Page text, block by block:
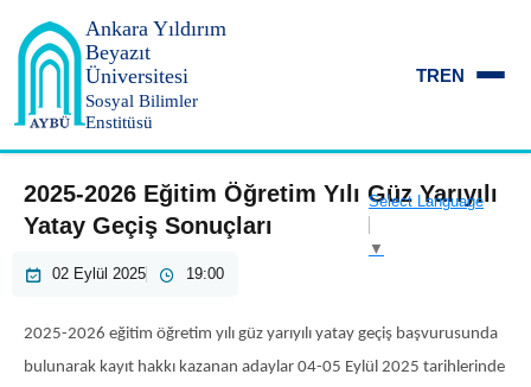
Ankara Yıldırım
Beyazıt
Üniversitesi
Sosyal Bilimler
Enstitüsü
TREN
2025-2026 Eğitim Öğretim Yılı Güz Yarıyılı
Yatay Geçiş Sonuçları
02 Eylül 2025 19:00
Select Language
▼
2025-2026 eğitim öğretim yılı güz yarıyılı yatay geçiş başvurusunda
bulunarak kayıt hakkı kazanan adaylar 04-05 Eylül 2025 tarihlerinde